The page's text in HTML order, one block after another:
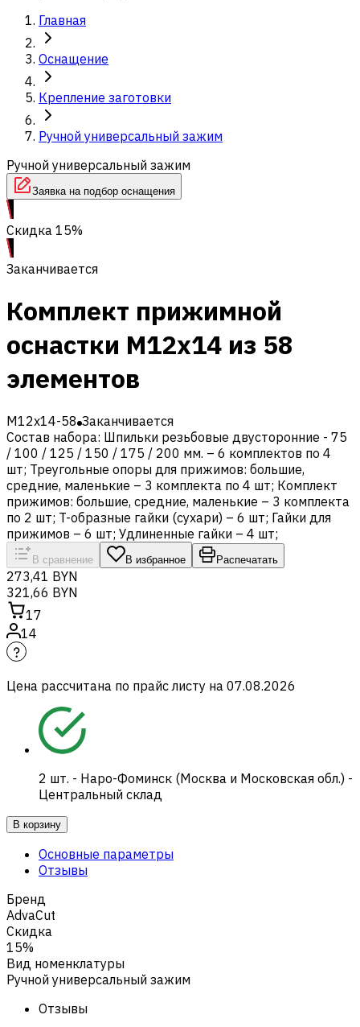
Главная
Оснащение
Крепление заготовки
Ручной универсальный зажим
Ручной универсальный зажим
Заявка на подбор оснащения
Скидка 15%
Заканчивается
Комплект прижимной
оснастки M12x14 из 58
элементов
M12x14-58 Заканчивается
Состав набора: Шпильки резьбовые двусторонние - 75
/ 100 / 125 / 150 / 175 / 200 мм. – 6 комплектов по 4
шт; Треугольные опоры для прижимов: большие,
средние, маленькие – 3 комплекта по 4 шт; Комплект
прижимов: большие, средние, маленькие – 3 комплекта
по 2 шт; T-образные гайки (сухари) – 6 шт; Гайки для
прижимов – 6 шт; Удлиненные гайки – 4 шт;
В сравнение В избранное Распечатать
273,41 BYN
321,66 BYN
17
14
Цена рассчитана по прайс листу на 07.08.2026
2 шт. - Наро-Фоминск (Москва и Московская обл.) -
Центральный склад
В корзину
Основные параметры
Отзывы
Бренд
AdvaCut
Скидка
15%
Вид номенклатуры
Ручной универсальный зажим
Отзывы